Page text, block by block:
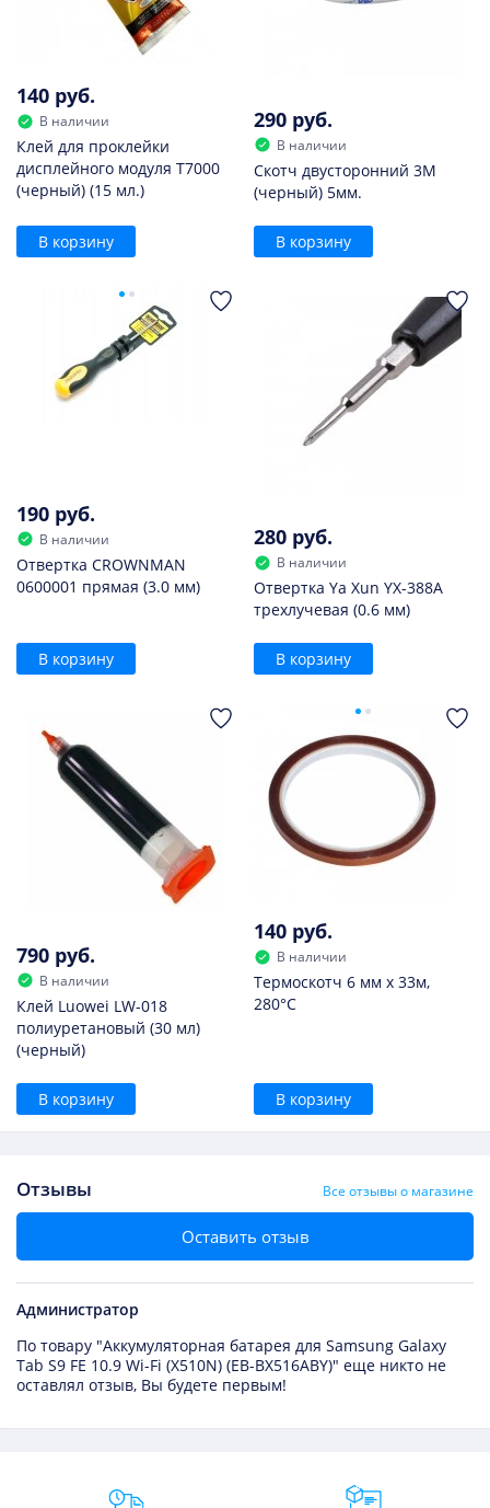
140 руб.
В наличии
Клей для проклейки
дисплейного модуля T7000
(черный) (15 мл.)
В корзину
290 руб.
В наличии
Скотч двусторонний 3M
(черный) 5мм.
В корзину
190 руб.
В наличии
Отвертка CROWNMAN
0600001 прямая (3.0 мм)
В корзину
280 руб.
В наличии
Отвертка Ya Xun YX-388A
трехлучевая (0.6 мм)
В корзину
790 руб.
В наличии
Клей Luowei LW-018
полиуретановый (30 мл)
(черный)
В корзину
140 руб.
В наличии
Термоскотч 6 мм х 33м,
280°С
В корзину
Отзывы Все отзывы о магазине
Оставить отзыв
Администратор
По товару "Аккумуляторная батарея для Samsung Galaxy
Tab S9 FE 10.9 Wi-Fi (X510N) (EB-BX516ABY)" еще никто не
оставлял отзыв, Вы будете первым!
Преимущества Fixmobile